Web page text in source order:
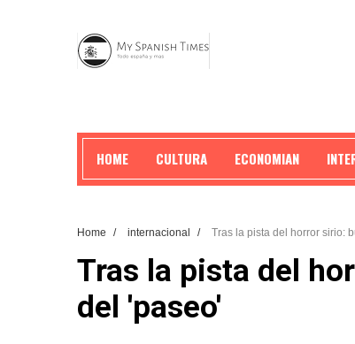
HOME CULTURA ECONOMIAN
Home / internacional / Tras la pista del horror sirio:
Tras la pista del
del 'paseo'